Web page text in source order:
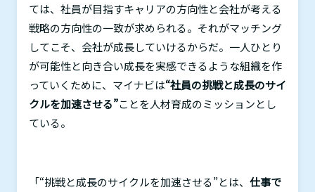
ては、社員が目指すキャリアの方向性と会社が考える
戦略の方向性の一致が求められる。それがマッチング
してこそ、会社が成長していけるからだ。一人ひとり
が可能性と向き合い成長を実感できるような組織を作
っていくために、マイナビは“社員の挑戦と成長のサイ
クルを加速させる”ことを人材育成のミッションとし
ている。
「“挑戦と成長のサイクルを加速させる”とは、 仕事で